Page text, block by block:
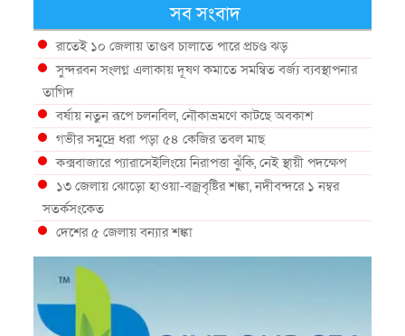
সব সংবাদ
রাতেই ১০ জেলায় তাণ্ডব চালাতে পারে প্রচণ্ড ঝড়
সুন্দরবন সংলগ্ন এলাকায় দূষণ কমাতে সমন্বিত বর্জ্য ব্যবস্থাপনার
তাগিদ
বর্ষায় নতুন রূপে চলনবিল, নৌকাভ্রমণে কাটছে অবকাশ
গভীর সমুদ্রে ধরা পড়া ৫৪ কেজির তবল মাছ
কক্সবাজারে প্যারাসেইলিংয়ে নিরাপত্তা ঝুঁকি, নেই স্থায়ী পদক্ষেপ
১৩ জেলায় ঝোড়ো হাওয়া-বজ্রবৃষ্টির শঙ্কা, নদীবন্দরে ১ নম্বর
সতর্কসংকেত
দেশের ৫ জেলায় বন্যার শঙ্কা
দেশের বিভিন্ন অঞ্চলে বজ্রবৃষ্টির আভাস, ঢাকার আকাশও মেঘলা
আগস্টে টানা বৃষ্টি ও বন্যার আভাস, সাগরে একাধিক লঘুচাপের
শঙ্কা
স্বস্তি ও শঙ্কার পূর্বাভাস দিল আবহাওয়া